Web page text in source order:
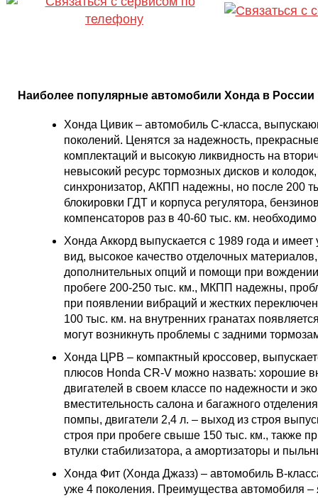
Наиболее популярные автомобили Хонда в России
Хонда Цивик – автомобиль С-класса,
поколений. Ценятся за надежность,
комплектаций и высокую ликвидность на
невысокий ресурс тормозных дисков и
синхронизатор, АКПП надежны, но после 200
блокировки ГДТ и корпуса регулятора,
компенсаторов раз в 40-60 тыс. км.
Хонда Аккорд выпускается с 1989 года и
вид, высокое качество отделочных
дополнительных опций и помощи при
пробеге 200-250 тыс. км., МКПП надежны,
при появлении вибраций и жестких
100 тыс. км. на внутренних гранатах
могут возникнуть проблемы с задними
Хонда ЦРВ – компактный кроссовер,
плюсов Honda CR-V можно назвать: хорошие
двигателей в своем классе по надежности и
вместительность салона и багажного
помпы, двигатели 2,4 л. – выход из строя
строя при пробеге свыше 150 тыс. км., также
втулки стабилизатора, а амортизаторы и
Хонда Фит (Хонда Джазз) – автомобиль В-
уже 4 поколения. Преимущества автомобиля